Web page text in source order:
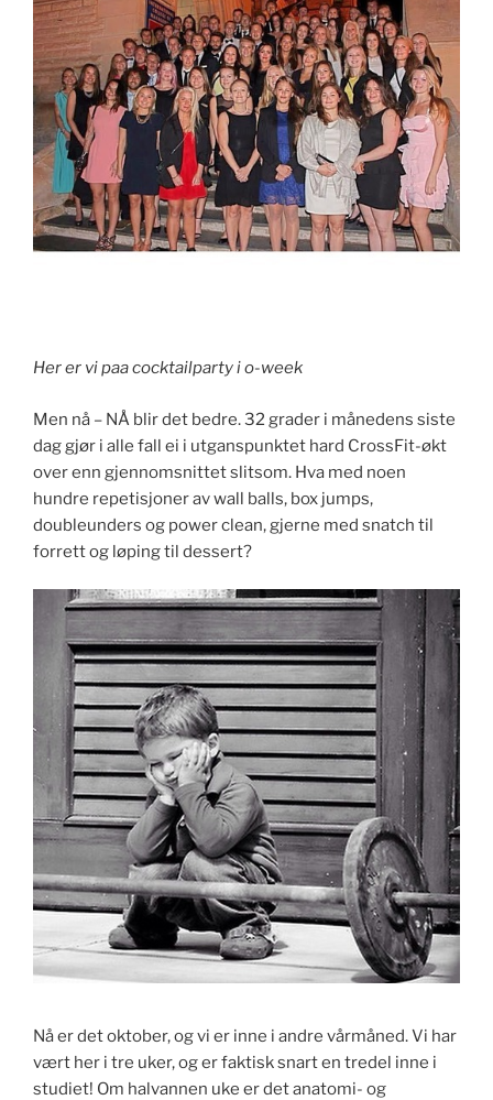
Her er vi paa cocktailparty i o-week
Men nå – NÅ blir det bedre. 32 grader i månedens siste
dag gjør i alle fall ei i utganspunktet hard CrossFit-økt
over enn gjennomsnittet slitsom. Hva med noen
hundre repetisjoner av wall balls, box jumps,
doubleunders og power clean, gjerne med snatch til
forrett og løping til dessert?
Nå er det oktober, og vi er inne i andre vårmåned. Vi har
vært her i tre uker, og er faktisk snart en tredel inne i
studiet! Om halvannen uke er det anatomi- og